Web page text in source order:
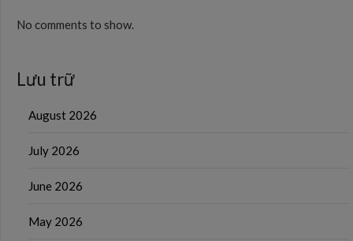
No comments to show.
Lưu trữ
August 2026
July 2026
June 2026
May 2026